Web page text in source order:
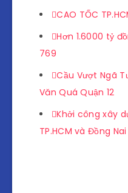
CAO TỐC
Hơn 1.6000 tỷ
769
Cầu Vượt Ngã
Văn Quá Quận 12
Khởi công xây
TP.HCM và Đồng Nai